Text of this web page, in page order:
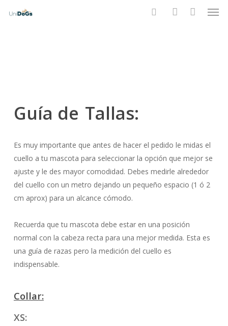
Guía de Tallas:
Es muy importante que antes de hacer el pedido le midas el
cuello a tu mascota para seleccionar la opción que mejor se
ajuste y le des mayor comodidad. Debes medirle alrededor
del cuello con un metro dejando un pequeño espacio (1 ó 2
cm aprox) para un alcance cómodo.
Recuerda que tu mascota debe estar en una posición
normal con la cabeza recta para una mejor medida. Esta es
una guía de razas pero la medición del cuello es
indispensable.
Collar:
XS: